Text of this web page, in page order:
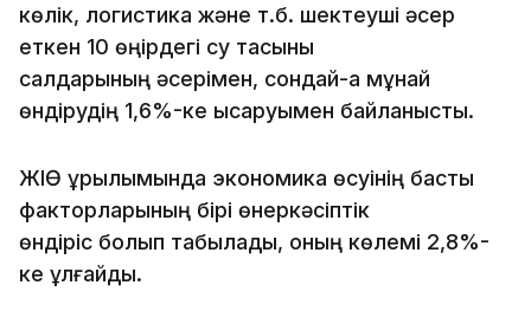
көлік, логистика және т.б. шектеуші әсер
еткен 10 өңірдегі су тасқыны
салдарының әсерімен, сондай-ақ мұнай
өндірудің 1,6%-ке қысқаруымен байланысты.
ЖІӨ құрылымында экономика өсуінің басты
факторларының бірі өнеркәсіптік
өндіріс болып табылады, оның көлемі 2,8%-
ке ұлғайды.